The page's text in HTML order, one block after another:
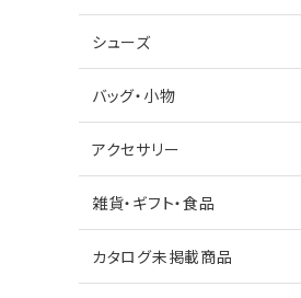
シューズ
カタログ未掲載商品
シューズ
バッグ・小物
アクセサリー
雑貨・ギフト・食品
カタログ未掲載商品